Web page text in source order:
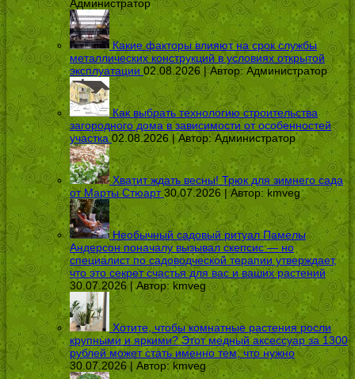
Администратор
Какие факторы влияют на срок службы
металлических конструкций в условиях открытой
эксплуатации 02.08.2026 | Автор: Администратор
Как выбрать технологию строительства
загородного дома в зависимости от особенностей
участка 02.08.2026 | Автор:Администратор
Хватит ждать весны! Трюк для зимнего сада
от Марты Стюарт 30.07.2026 | Автор: kmveg
Необычный садовый ритуал Памелы
Андерсон поначалу вызывал скепсис — но
специалист по садоводческой терапии утверждает,
что это секрет счастья для вас и ваших растений
30.07.2026 | Автор: kmveg
Хотите, чтобы комнатные растения росли
крупными и яркими? Этот медный аксессуар за 1300
рублей может стать именно тем, что нужно
30.07.2026 | Автор:kmveg